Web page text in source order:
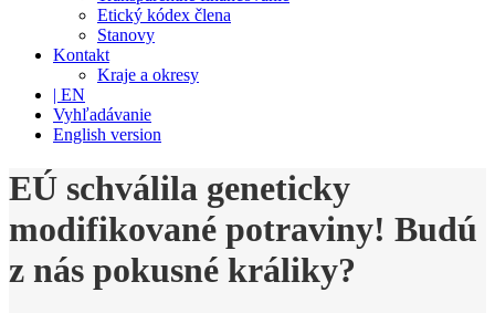
Etický kódex člena
Stanovy
Kontakt
Kraje a okresy
| EN
Vyhľadávanie
English version
EÚ schválila geneticky
modifikované potraviny! Budú
z nás pokusné králiky?